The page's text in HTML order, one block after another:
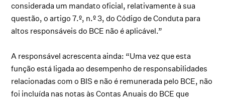
considerada um mandato oficial, relativamente à sua
questão, o artigo 7.º, n.º 3, do Código de Conduta para
altos responsáveis do BCE não é aplicável.”
A responsável acrescenta ainda: “Uma vez que esta
função está ligada ao desempenho de responsabilidades
relacionadas com o BIS e não é remunerada pelo BCE, não
foi incluída nas notas às Contas Anuais do BCE que